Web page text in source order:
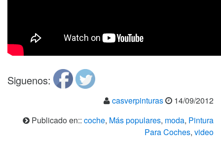
Siguenos:
casverpinturas
14/09/2012
Publicado en:: coche, Más populares, moda, Pintura
Para Coches, video